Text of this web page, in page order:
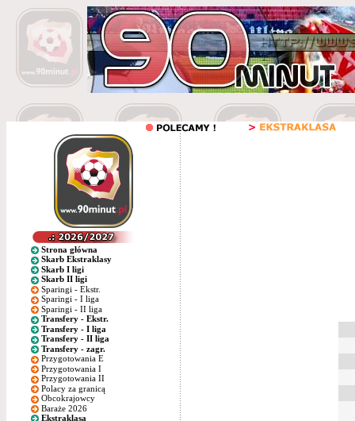
Strona główna
Skarb Ekstraklasy
Skarb I ligi
Skarb II ligi
Sparingi - Ekstr.
Sparingi - I liga
Sparingi - II liga
Transfery - Ekstr.
Transfery - I liga
Transfery - II liga
Transfery - zagr.
Przygotowania E
Przygotowania I
Przygotowania II
Polacy za granicą
Obcokrajowcy
Baraże 2026
Ekstraklasa